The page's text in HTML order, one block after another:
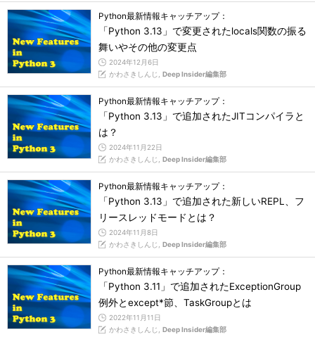
Python最新情報キャッチアップ：
「Python 3.13」で変更されたlocals関数の振る
舞いやその他の変更点
2024年12月6日
かわさきしんじ, Deep Insider編集部
Python最新情報キャッチアップ：
「Python 3.13」で追加されたJITコンパイラと
は？
2024年11月22日
かわさきしんじ, Deep Insider編集部
Python最新情報キャッチアップ：
「Python 3.13」で追加された新しいREPL、フ
リースレッドモードとは？
2024年11月8日
かわさきしんじ, Deep Insider編集部
Python最新情報キャッチアップ：
「Python 3.11」で追加されたExceptionGroup
例外とexcept*節、TaskGroupとは
2022年11月11日
かわさきしんじ, Deep Insider編集部